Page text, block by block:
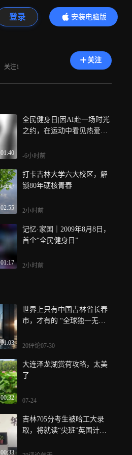
登录
安装电脑版
内容更精彩
关注1
关注
01:40
全民健身日|因AI赴一场时光
之约，在运动中看见热爱与
-6小时前
02:55
打卡吉林大学六大校区，解
锁80年硬核青春
2小时前
01:17
记忆·家国｜2009年8月8日，
首个“全民健身日”
2小时前
01:03
世界上只有中国吉林省长春
市，才有的 “全球独一无二
20评论07-30
00:32
大连泽龙湖赏荷攻略，太美
了
07-24
00:33
吉林705分考生被哈工大录
取，将就读“尖班”英国计
产品